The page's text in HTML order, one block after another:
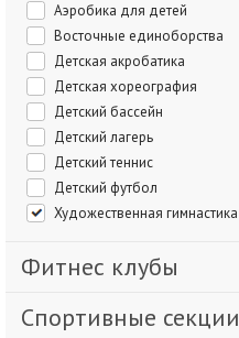
Аэробика для детей
Восточные единоборства
Детская акробатика
Детская хореография
Детский бассейн
Детский лагерь
Детский теннис
Детский футбол
Художественная гимнастика
Фитнес клубы
Спортивные секции